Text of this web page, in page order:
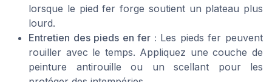
lorsque le pied fer forge soutient un plateau plus
lourd.
Entretien des pieds en fer : Les pieds fer peuvent
rouiller avec le temps. Appliquez une couche de
peinture antirouille ou un scellant pour les